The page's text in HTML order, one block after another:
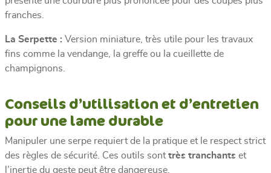
franches.
La Serpette : Version miniature, très utile pour les travaux
fins comme la vendange, la greffe ou la cueillette de
champignons.
Conseils d’utilisation et d’entretien
pour une lame durable
Manipuler une serpe requiert de la pratique et le respect strict
des règles de sécurité. Ces outils sont très tranchants et
l’inertie du geste peut être dangereuse.